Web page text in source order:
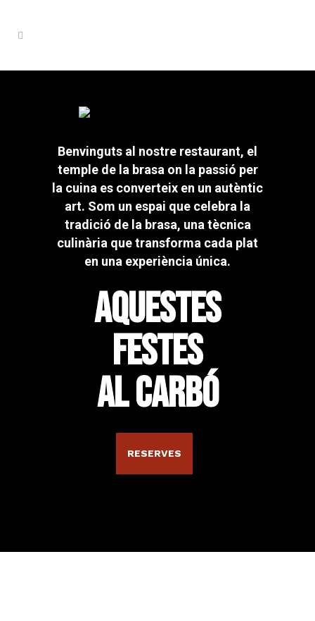
Benvinguts al nostre restaurant, el
temple de la brasa on la passió per
la cuina es converteix en un autèntic
art. Som un espai que celebra la
tradició de la brasa, una tècnica
culinària que transforma cada plat
en una experiència única.
AQUESTES
FESTES
AL CARBÓ
RESERVES